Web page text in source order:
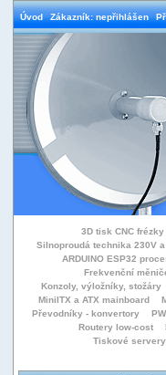
Úvod Zákazník: nepřihlášen
3D tisk CNC
Silnoproudá technika 230V
ARDUINO ESP32
Frekvenční
Konzoly, výložníky, stožáry
MiniITX a ATX mainboard
Převodníky - konvertory
Routery low-cost
Tiskové